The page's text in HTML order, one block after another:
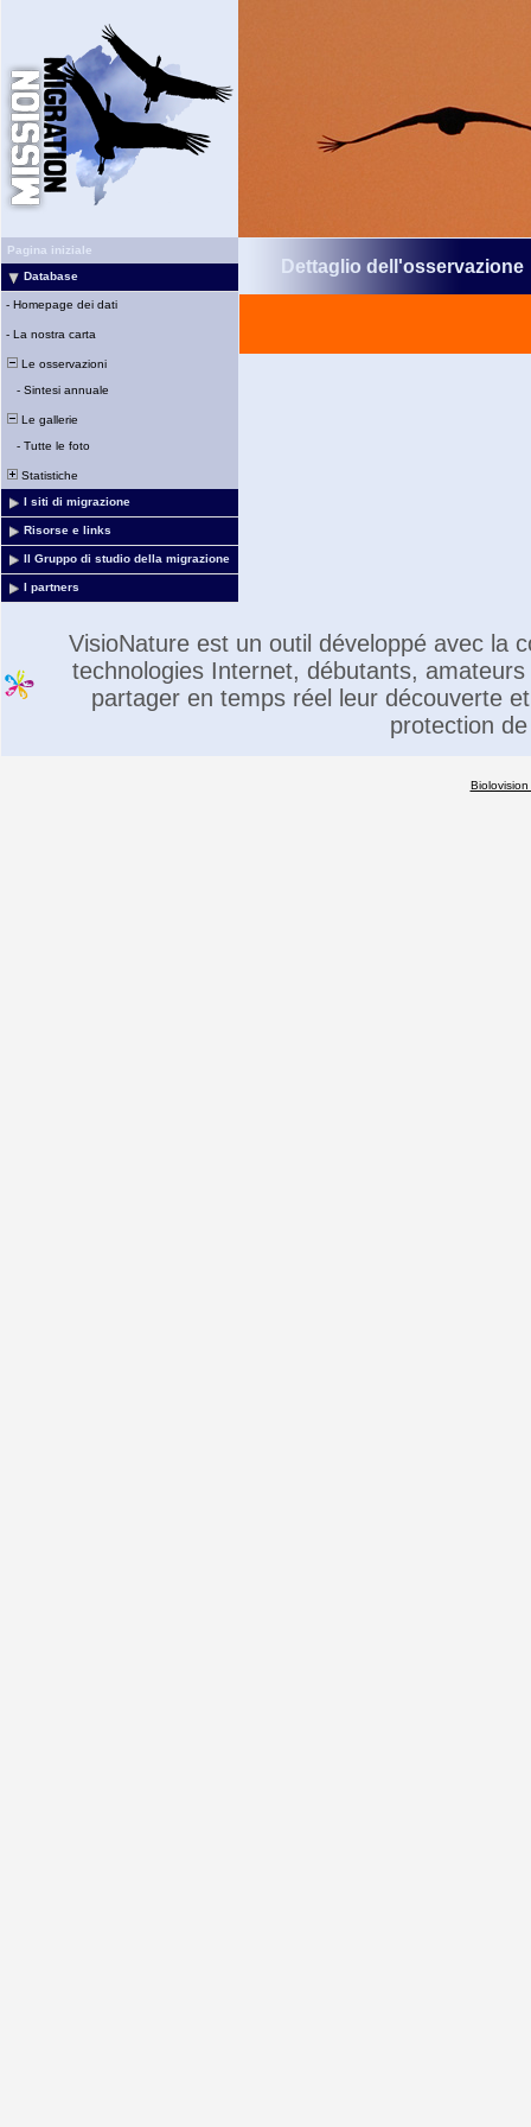
Pagina iniziale
Database
- Homepage dei dati
- La nostra carta
Le osservazioni
- Sintesi annuale
Le gallerie
- Tutte le foto
Statistiche
I siti di migrazione
Risorse e links
Il Gruppo di studio della migrazione
I partners
Dettaglio dell'osservazione
VisioNature est un outil développé avec la
technologies Internet, débutants,
partager en temps réel leur découverte
protection
Biolovision